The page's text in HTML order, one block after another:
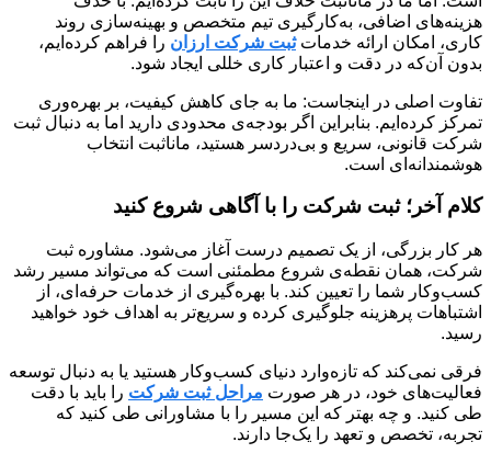
هزینه‌های اضافی، به‌کارگیری تیم متخصص و بهینه‌سازی روند
کاری، امکان ارائه خدماتثبت شرکت ارزان را فراهم کرده‌ایم،
بدون آن‌که در دقت و اعتبار کاری خللی ایجاد شود.
تفاوت اصلی در اینجاست: ما به جای کاهش کیفیت، بر بهره‌وری
تمرکز کرده‌ایم. بنابراین اگر بودجه‌ی محدودی دارید اما به دنبال ثبت
شرکت قانونی، سریع و بی‌دردسر هستید، ماناثبت انتخاب
هوشمندانه‌ای است.
کلام آخر؛ ثبت شرکت را با آگاهی شروع کنید
هر کار بزرگی، از یک تصمیم درست آغاز می‌شود. مشاوره ثبت
شرکت، همان نقطه‌ی شروع مطمئنی است که می‌تواند مسیر رشد
کسب‌وکار شما را تعیین کند. با بهره‌گیری از خدمات حرفه‌ای، از
اشتباهات پرهزینه جلوگیری کرده و سریع‌تر به اهداف خود خواهید
رسید.
فرقی نمی‌کند که تازه‌وارد دنیای کسب‌وکار هستید یا به دنبال توسعه
فعالیت‌های خود، در هر صورت مراحل ثبت شرکت را باید با دقت
طی کنید. و چه بهتر که این مسیر را با مشاورانی طی کنید که
تجربه، تخصص و تعهد را یک‌جا دارند.